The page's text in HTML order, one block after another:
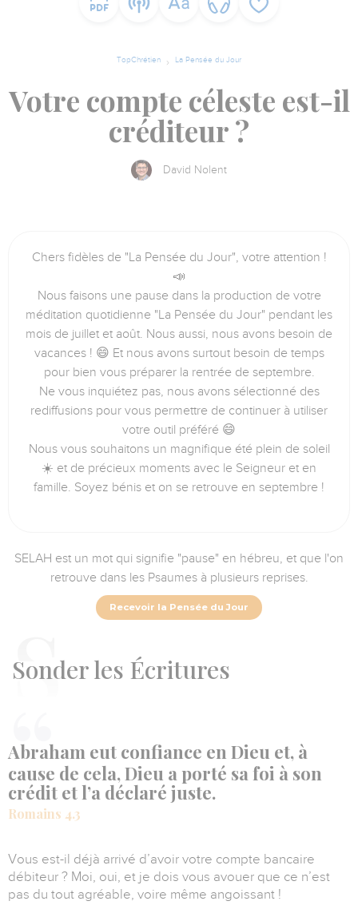
TopChrétien La Pensée du Jour
Votre compte céleste est-il
créditeur ?
David Nolent
Chers fidèles de "La Pensée du Jour", votre attention !
📣
Nous faisons une pause dans la production de votre
méditation quotidienne "La Pensée du Jour" pendant les
mois de juillet et août. Nous aussi, nous avons besoin de
vacances ! 😄 Et nous avons surtout besoin de temps
pour bien vous préparer la rentrée de septembre.
Ne vous inquiétez pas, nous avons sélectionné des
rediffusions pour vous permettre de continuer à utiliser
votre outil préféré 😄
Nous vous souhaitons un magnifique été plein de soleil
☀️ et de précieux moments avec le Seigneur et en
famille. Soyez bénis et on se retrouve en septembre !
SELAH est un mot qui signifie "pause" en hébreu, et que l'on
retrouve dans les Psaumes à plusieurs reprises.
Recevoir la Pensée du Jour
Sonder les Écritures
Abraham eut confiance en Dieu et, à
cause de cela, Dieu a porté sa foi à son
crédit et l’a déclaré juste.
Romains 4.3
Vous est-il déjà arrivé d’avoir votre compte bancaire
débiteur ? Moi, oui, et je dois vous avouer que ce n’est
pas du tout agréable, voire même angoissant !